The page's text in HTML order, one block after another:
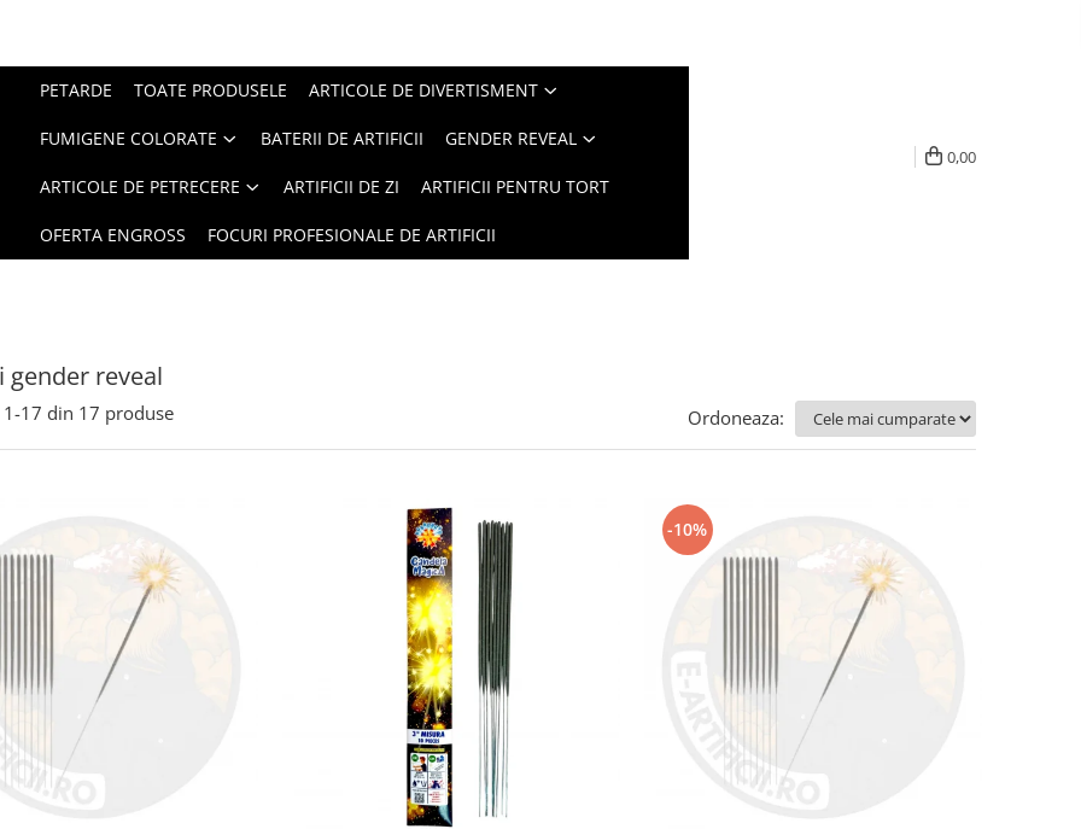
PETARDE TOATE PRODUSELE ARTICOLE DE DIVERTISMENT
FUMIGENE COLORATE BATERII DE ARTIFICII GENDER REVEAL
ARTICOLE DE PETRECERE ARTIFICII DE ZI ARTIFICII PENTRU TORT
OFERTA ENGROSS FOCURI PROFESIONALE DE ARTIFICII
0,00
gender reveal
1-17 din 17 produse Ordoneaza:
-10%